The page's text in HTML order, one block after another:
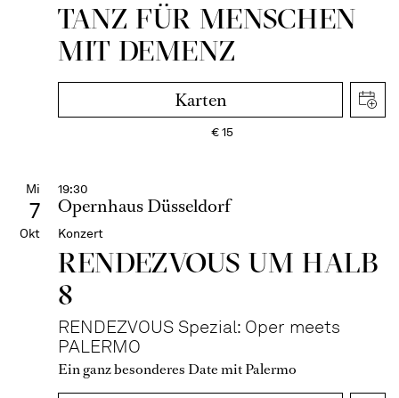
TANZ FÜR MENSCHEN
MIT DEMENZ
Karten
€15
Mi
7
Okt
19:30
Opernhaus Düsseldorf
Konzert
RENDEZVOUS UM HALB
8
RENDEZVOUS Spezial: Oper meets
PALERMO
Ein ganz besonderes Date mit Palermo